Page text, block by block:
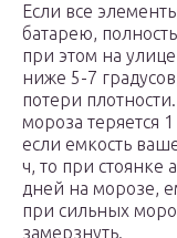
Если все
батарею,
при этом на
ниже 5-7
потери
мороза теряется
если емкость
ч, то при стоянке
дней на морозе,
при сильных
замерзнуть.